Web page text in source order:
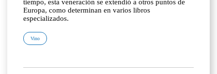
tiempo, esta veneración se extendió a otros puntos de
Europa, como determinan en varios libros
especializados.
Vino